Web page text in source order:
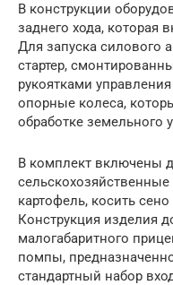
В конструкции
заднего хода, которая
Для запуска силового
стартер,
рукоятками
опорные колеса,
обработке земельного
В комплект включены
картофель, косить
Конструкция изделия
малогабаритного
помпы,
стандартный набор